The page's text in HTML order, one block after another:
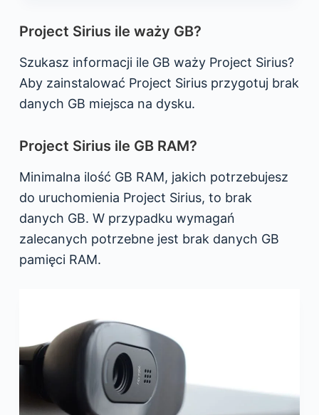
Project Sirius ile waży GB?
Szukasz informacji ile GB waży Project Sirius?
Aby zainstalować Project Sirius przygotuj brak
danych GB miejsca na dysku.
Project Sirius ile GB RAM?
Minimalna ilość GB RAM, jakich potrzebujesz
do uruchomienia Project Sirius, to brak
danych GB. W przypadku wymagań
zalecanych potrzebne jest brak danych GB
pamięci RAM.